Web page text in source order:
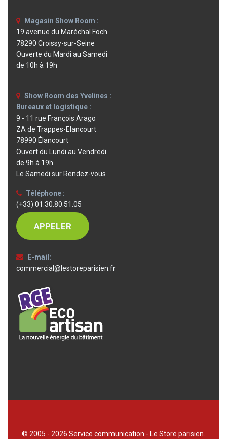
Magasin Show Room :
19 avenue du Maréchal Foch
78290 Croissy-sur-Seine
Ouverte du Mardi au Samedi
de 10h à 19h
Show Room des Yvelines :
Bureaux et logistique :
9 - 11 rue François Arago
ZA de Trappes-Elancourt
78990 Élancourt
Ouvert du Lundi au Vendredi
de 9h à 19h
Le Samedi sur Rendez-vous
Téléphone :
(+33) 01.30.80.51.05
APPELER
E-mail:
commercial@lestoreparisien.fr
© 2005 - 2026 Service communication - Le Store parisien.